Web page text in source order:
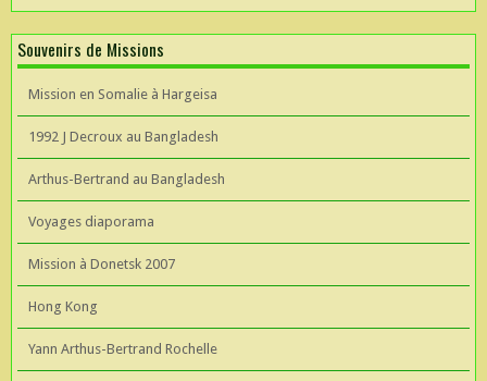
Souvenirs de Missions
Mission en Somalie à Hargeisa
1992 J Decroux au Bangladesh
Arthus-Bertrand au Bangladesh
Voyages diaporama
Mission à Donetsk 2007
Hong Kong
Yann Arthus-Bertrand Rochelle